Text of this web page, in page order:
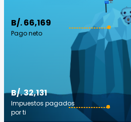
B/. 66,169
Pago neto
B/. 32,131
Impuestos pagados
por ti